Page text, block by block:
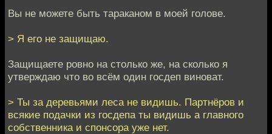
Вы не можете быть тараканом в моей голове.
> Я его не защищаю.
Защищаете ровно на столько же, на сколько я
утверждаю что во всём один госдеп виноват.
> Ты за деревьями леса не видишь. Партнёров и
всякие подачки из госдепа ты видишь а главного
собственника и спонсора уже нет.